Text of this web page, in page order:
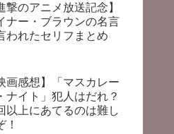
撃のアニメ放送記念】
ナー・ブラウンの名言
われたセリフまとめ
画感想】「マスカレー
ナイト」犯人はだれ？
以上にあてるのは難し
！